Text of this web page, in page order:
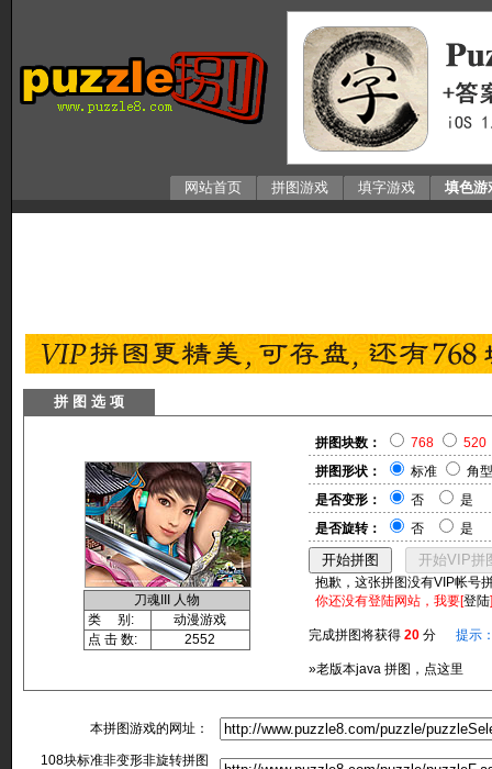
网站首页 拼图游戏 填字游戏 填色游
拼 图 选 项
刀魂III 人物
类 别:
动漫游戏
点 击 数:
2552
拼图块数： 768
520
拼图形状：
标准
角型
是否变形：
否
是
是否旋转：
否 是
抱歉，这张拼图没有VIP帐号
你还没有登陆网站，我要[登陆
完成拼图将获得 20 分 提示
»老版本java 拼图，点这里
本拼图游戏的网址：
108块标准非变形非旋转拼图